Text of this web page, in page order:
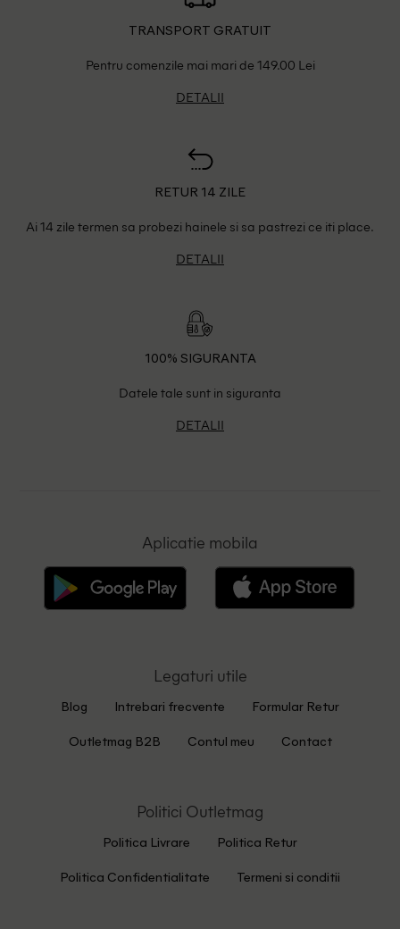
TRANSPORT GRATUIT
Pentru comenzile mai mari de 149.00 Lei
DETALII
RETUR 14 ZILE
Ai 14 zile termen sa probezi hainele si sa pastrezi ce iti place.
DETALII
100% SIGURANTA
Datele tale sunt in siguranta
DETALII
Aplicatie mobila
Legaturi utile
Blog Intrebari frecvente Formular Retur
Outletmag B2B Contul meu Contact
Politici Outletmag
Politica Livrare Politica Retur
Politica Confidentialitate Termeni si conditii